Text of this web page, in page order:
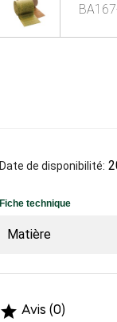
Date de disponibilité:
Fiche technique
Matière
 Avis (0)